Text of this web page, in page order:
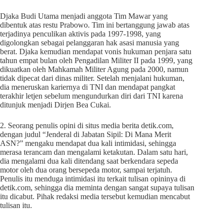
Djaka Budi Utama menjadi anggota Tim Mawar yang
dibentuk atas restu Prabowo. Tim ini bertanggung jawab atas
terjadinya penculikan aktivis pada 1997-1998, yang
digolongkan sebagai pelanggaran hak asasi manusia yang
berat. Djaka kemudian mendapat vonis hukuman penjara satu
tahun empat bulan oleh Pengadilan Militer II pada 1999, yang
dikuatkan oleh Mahkamah Militer Agung pada 2000, namun
tidak dipecat dari dinas militer. Setelah menjalani hukuman,
dia meneruskan kariernya di TNI dan mendapat pangkat
terakhir letjen sebelum mengundurkan diri dari TNI karena
ditunjuk menjadi Dirjen Bea Cukai.
2. Seorang penulis opini di situs media berita detik.com,
dengan judul “Jenderal di Jabatan Sipil: Di Mana Merit
ASN?” mengaku mendapat dua kali intimidasi, sehingga
merasa terancam dan mengalami ketakutan. Dalam satu hari,
dia mengalami dua kali ditendang saat berkendara sepeda
motor oleh dua orang bersepeda motor, sampai terjatuh.
Penulis itu menduga intimidasi itu terkait tulisan opininya di
detik.com, sehingga dia meminta dengan sangat supaya tulisan
itu dicabut. Pihak redaksi media tersebut kemudian mencabut
tulisan itu.